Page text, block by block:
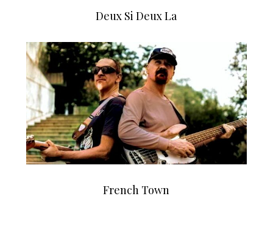
Deux Si Deux La
French Town